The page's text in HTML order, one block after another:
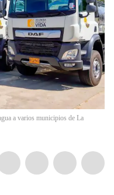
a varios municipios de La